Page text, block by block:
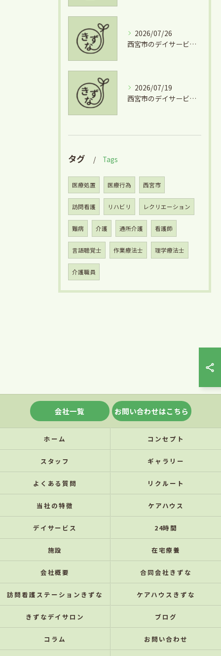
2026/07/26
西宮市のデイサービスを気軽に利用するための短時間利用や費用徹底ガイド
2026/07/19
西宮市のデイサービス利用と掃除の安心サポート徹底ガイド
タグ Tags
医療処置 医療行為 西宮市
訪問看護 リハビリ レクリエーション
難病 介護 通所介護 看護師
言語聴覚士 作業療法士 理学療法士
介護職員
会社一覧 お問い合わせはこちら
ホーム コンセプト
スタッフ ギャラリー
よくある質問 リクルート
当社の特徴 ケアハウス
デイサービス 24時間
施設 在宅療養
会社概要 合同会社きずな
訪問看護ステーションきずな ケアハウスきずな
きずなデイサロン ブログ
コラム お問い合わせ